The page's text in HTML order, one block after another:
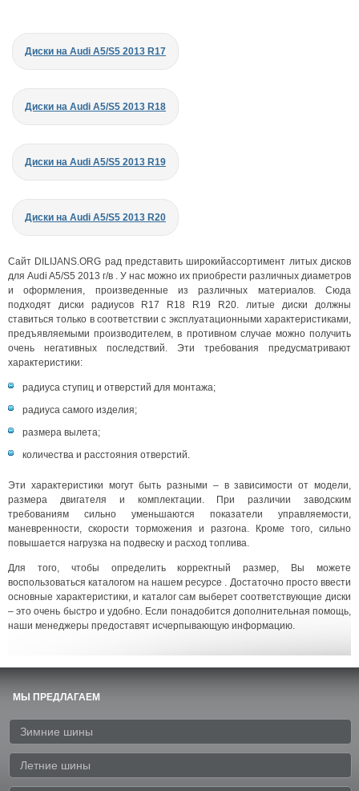
Диски на Audi A5/S5 2013 R17
Диски на Audi A5/S5 2013 R18
Диски на Audi A5/S5 2013 R19
Диски на Audi A5/S5 2013 R20
Сайт DILIJANS.ORG рад представить широкийассортимент литых дисков
для Audi A5/S5 2013 г/в . У нас можно их приобрести различных диаметров
и оформления, произведенные из различных материалов. Сюда
подходят диски радиусов R17 R18 R19 R20. литые диски должны
ставиться только в соответствии с эксплуатационными характеристиками,
предъявляемыми производителем, в противном случае можно получить
очень негативных последствий. Эти требования предусматривают
характеристики:
радиуса ступиц и отверстий для монтажа;
радиуса самого изделия;
размера вылета;
количества и расстояния отверстий.
Эти характеристики могут быть разными – в зависимости от модели,
размера двигателя и комплектации. При различии заводским
требованиям сильно уменьшаются показатели управляемости,
маневренности, скорости торможения и разгона. Кроме того, сильно
повышается нагрузка на подвеску и расход топлива.
Для того, чтобы определить корректный размер, Вы можете
воспользоваться каталогом на нашем ресурсе . Достаточно просто ввести
основные характеристики, и каталог сам выберет соответствующие диски
– это очень быстро и удобно. Если понадобится дополнительная помощь,
наши менеджеры предоставят исчерпывающую информацию.
МЫ ПРЕДЛАГАЕМ
Зимние шины
Летние шины